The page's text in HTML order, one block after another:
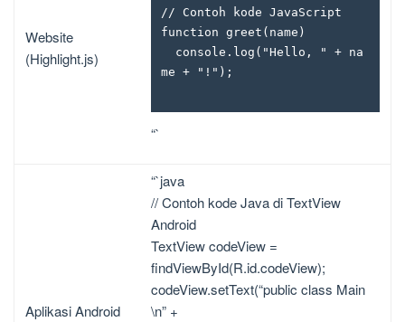
Website
(Highlight.js)
// Contoh kode JavaScript
function greet(name)
me + "!");
“`
Aplikasi Android
“`java
// Contoh kode Java di TextView
Android
TextView codeView =
findViewById(R.id.codeView);
codeView.setText(“public class Main
\n” +